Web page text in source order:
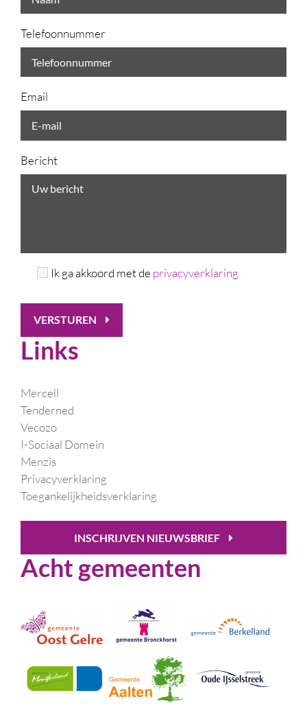
Telefoonnummer
Email
Bericht
Ik ga akkoord met de privacyverklaring
VERSTUREN
Links
Mercell
Tenderned
Vecozo
I-Sociaal Domein
Menzis
Privacyverklaring
Toegankelijkheidsverklaring
INSCHRIJVEN NIEUWSBRIEF
Acht gemeenten